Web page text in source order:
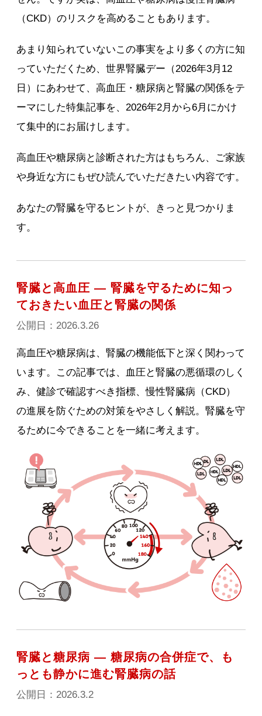
（CKD）のリスクを高めることもあります。
あまり知られていないこの事実をより多くの方に知
っていただくため、世界腎臓デー（2026年3月12
日）にあわせて、高血圧・糖尿病と腎臓の関係をテ
ーマにした特集記事を、2026年2月から6月にかけ
て集中的にお届けします。
高血圧や糖尿病と診断された方はもちろん、ご家族
や身近な方にもぜひ読んでいただきたい内容です。
あなたの腎臓を守るヒントが、きっと見つかりま
す。
腎臓と高血圧 ― 腎臓を守るために知っ
ておきたい血圧と腎臓の関係
公開日：2026.3.26
高血圧や糖尿病は、腎臓の機能低下と深く関わって
います。この記事では、血圧と腎臓の悪循環のしく
み、健診で確認すべき指標、慢性腎臓病（CKD）
の進展を防ぐための対策をやさしく解説。腎臓を守
るために今できることを一緒に考えます。
腎臓と糖尿病 ― 糖尿病の合併症で、も
っとも静かに進む腎臓病の話
公開日：2026.3.2